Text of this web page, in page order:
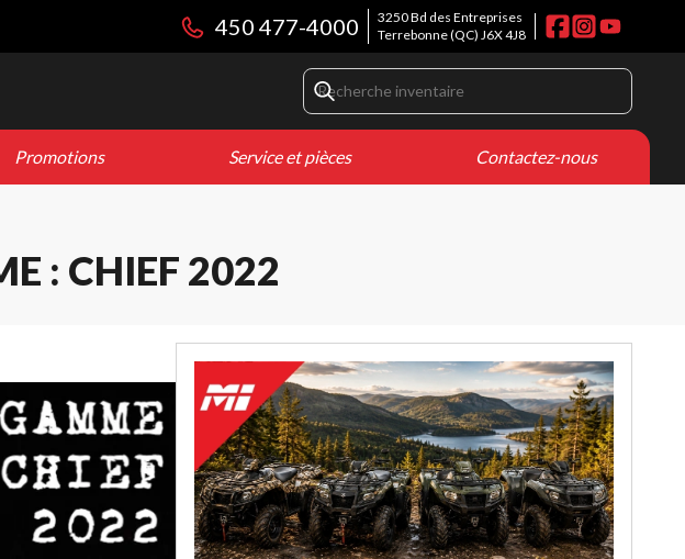
3250 Bd des Entreprises
Terrebonne(QC) J6X 4J8
450 477-4000
Promotions Service et pièces Contactez-nous
: CHIEF 2022